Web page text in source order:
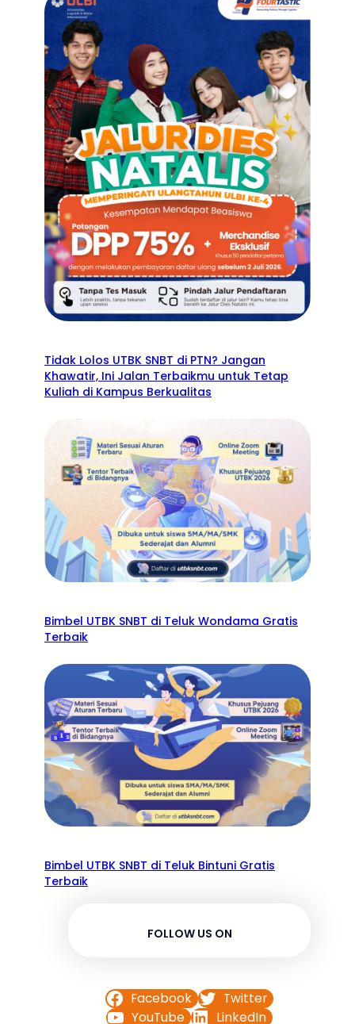
Tidak Lolos UTBK SNBT di PTN? Jangan
Khawatir, Ini Jalan Terbaikmu untuk Tetap
Kuliah di Kampus Berkualitas
Bimbel UTBK SNBT di Teluk Wondama Gratis
Terbaik
Bimbel UTBK SNBT di Teluk Bintuni Gratis
Terbaik
FOLLOW US ON
Facebook
Twitter
YouTube
LinkedIn